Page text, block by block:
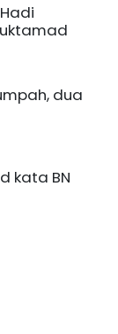
dua
kata BN